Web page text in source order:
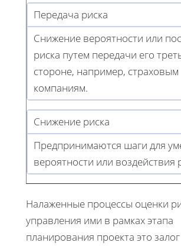
Передача риска
Снижение вероятности или
риска путем передачи его
стороне, например, страховым
компаниям.
Снижение риска
Предпринимаются шаги для
вероятности или воздействия
Налаженные процессы оценки
управления ими в рамках этапа
планирования проекта это